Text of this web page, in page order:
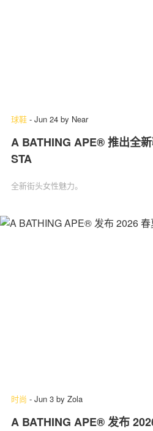
球鞋 - Jun 24 by Near
A BATHING APE® 推出全
STA
全新街头女性魅力。
时尚 - Jun 3 by Zola
A BATHING APE® 发布